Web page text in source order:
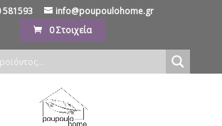
581593
info@poupoulohome.gr
0 Στοιχεία